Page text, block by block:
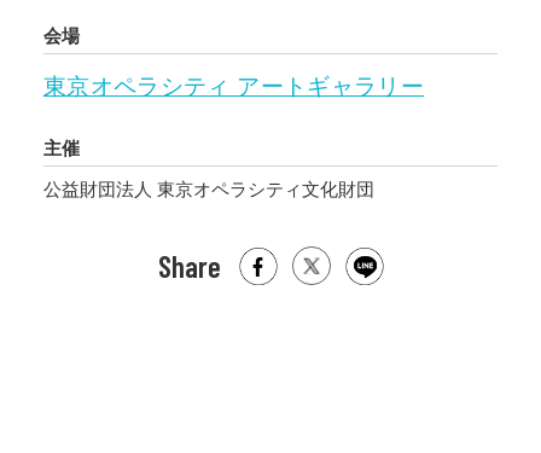
会場
東京オペラシティ アートギャラリー
主催
公益財団法⼈ 東京オペラシティ⽂化財団
Share